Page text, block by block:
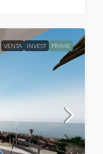
VENTA INVEST PRIME